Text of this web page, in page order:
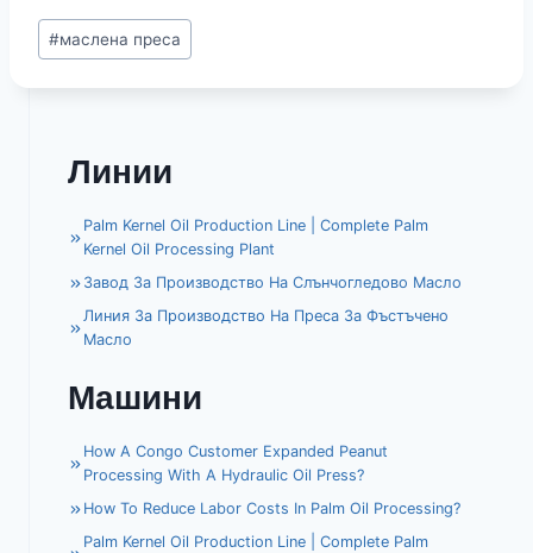
Етикети
на
публикацията:
#маслена преса
Линии
Palm Kernel Oil Production Line | Complete Palm
Kernel Oil Processing Plant
Завод За Производство На Слънчогледово Масло
Линия За Производство На Преса За Фъстъчено
Масло
Машини
How A Congo Customer Expanded Peanut
Processing With A Hydraulic Oil Press?
How To Reduce Labor Costs In Palm Oil Processing?
Palm Kernel Oil Production Line | Complete Palm